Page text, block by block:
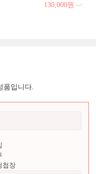
130,000원
품입니다.
첩장